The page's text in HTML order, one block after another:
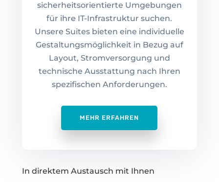
sicherheitsorientierte Umgebungen
für ihre IT-Infrastruktur suchen.
Unsere Suites bieten eine individuelle
Gestaltungsmöglichkeit in Bezug auf
Layout, Stromversorgung und
technische Ausstattung nach Ihren
spezifischen Anforderungen.
MEHR ERFAHREN
In direktem Austausch mit Ihnen